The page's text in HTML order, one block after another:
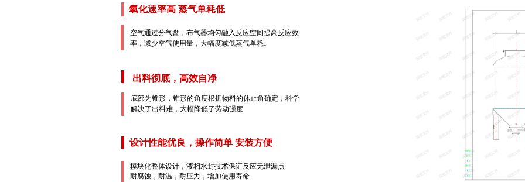
空气通过分气盘，布气器均匀融入反应空间提高反应效
率，减少空气使用量，大幅度减低蒸气单耗。
氧化速率高 蒸气单耗低
底部为锥形，锥形的角度根据物料的休止角确定，科学
解决了出料难，大幅降低了劳动强度
出料彻底，高效自净
模块化整体设计，液相水封技术保证反应无泄漏点
耐腐蚀，耐温，耐压力，增加使用寿命
设计性能优良，操作简单 安装方便